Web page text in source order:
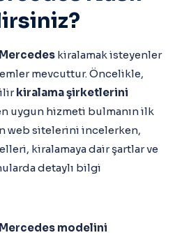
kiralamak isteyenler
mevcuttur. Öncelikle,
kiralama şirketlerini
uygun hizmeti bulmanın ilk
web sitelerini incelerken,
kiralamaya dair şartlar ve
detaylı bilgi
Mercedes modelini